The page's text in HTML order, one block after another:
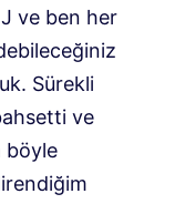
ve ben her
Sürekli
ve
böyle